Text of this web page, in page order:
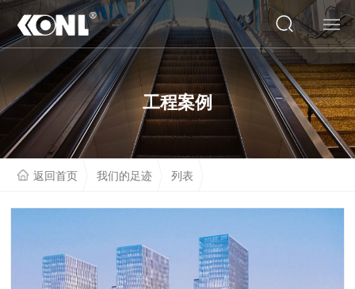
网站首页
关于我们
产品系列
人才招聘
工程案例
返回首页 我们的足迹 列表